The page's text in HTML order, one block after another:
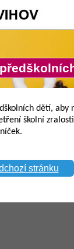
dětí, aby
školní
stránku